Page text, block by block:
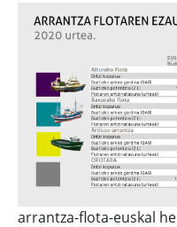
arrantza-flota-euskal